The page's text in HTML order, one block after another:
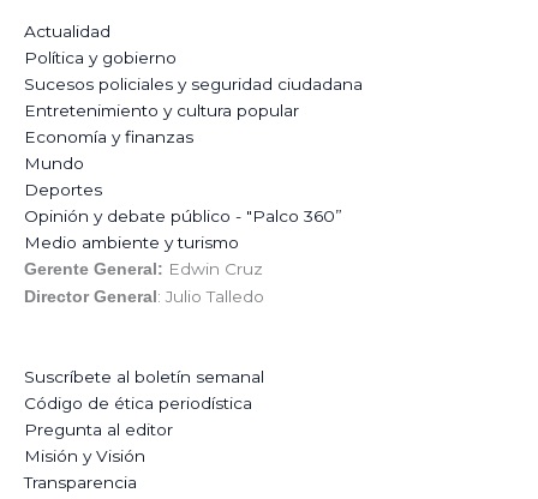
Actualidad
Política y gobierno
Sucesos policiales y seguridad ciudadana
Entretenimiento y cultura popular
Economía y finanzas
Mundo
Deportes
Opinión y debate público - "Palco 360”
Medio ambiente y turismo
Gerente General: Edwin Cruz
Director General: Julio Talledo
Suscríbete al boletín semanal
Código de ética periodística
Pregunta al editor
Misión y Visión
Transparencia